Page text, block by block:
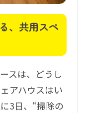
、共用スペ
スは、どうし
アハウスはい
3日、“掃除の